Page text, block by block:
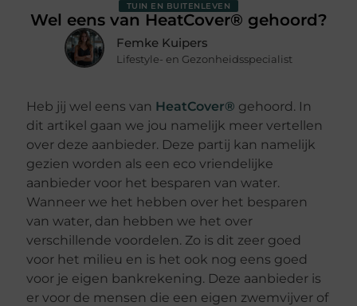
TUIN EN BUITENLEVEN
Wel eens van HeatCover® gehoord?
Femke Kuipers
Lifestyle- en Gezonheidsspecialist
Heb jij wel eens van HeatCover® gehoord. In
dit artikel gaan we jou namelijk meer vertellen
over deze aanbieder. Deze partij kan namelijk
gezien worden als een eco vriendelijke
aanbieder voor het besparen van water.
Wanneer we het hebben over het besparen
van water, dan hebben we het over
verschillende voordelen. Zo is dit zeer goed
voor het milieu en is het ook nog eens goed
voor je eigen bankrekening. Deze aanbieder is
er voor de mensen die een eigen zwemvijver of